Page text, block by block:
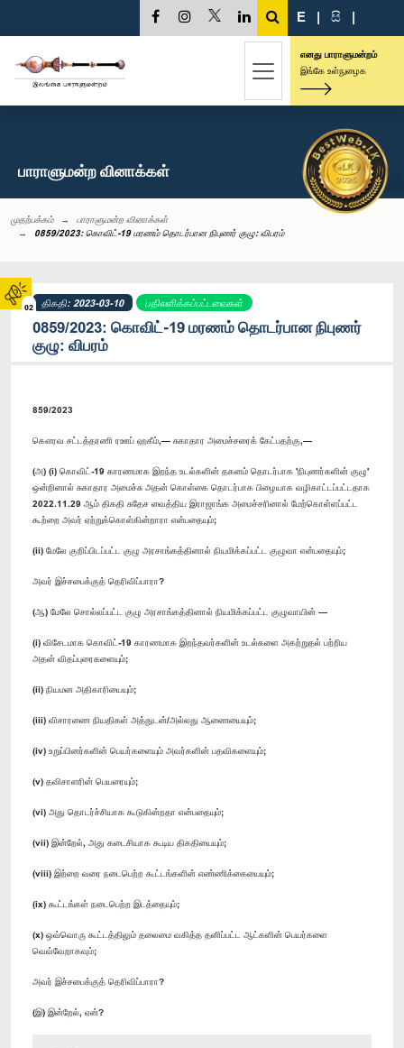
02
E | සි |
எனது பாராளுமன்றம்
இங்கே உள்நுழைக
பாராளுமன்ற வினாக்கள்
முதற்பக்கம்
பாராளுமன்ற வினாக்கள்
0859/2023: கொவிட்-19 மரணம் தொடர்பான நிபுணர் குழு: விபரம்
திகதி: 2023-03-10 பதிலளிக்கப்பட்டவைகள்
0859/2023: கொவிட்-19 மரணம் தொடர்பான நிபுணர்
குழு: விபரம்
859/2023
கௌரவ சட்டத்தரணி ரஊப் ஹகீம்,— சுகாதார அமைச்சரைக் கேட்பதற்கு,—
(அ) (i) கொவிட்-19 காரணமாக இறந்த உடல்களின் தகனம் தொடர்பாக 'நிபுணர்களின் குழு'
ஒன்றினால் சுகாதார அமைச்சு அதன் கொள்கை தொடர்பாக பிழையாக வழிகாட்டப்பட்டதாக
2022.11.29 ஆம் திகதி சுதேச வைத்திய இராஜாங்க அமைச்சரினால் மேற்கொள்ளப்பட்ட
கூற்றை அவர் ஏற்றுக்கொள்கின்றாரா என்பதையும்;
(ii) மேலே குறிப்பிடப்பட்ட குழு அரசாங்கத்தினால் நியமிக்கப்பட்ட குழுவா என்பதையும்;
அவர் இச்சபைக்குத் தெரிவிப்பாரா?
(ஆ) மேலே சொல்லப்பட்ட குழு அரசாங்கத்தினால் நியமிக்கப்பட்ட குழுவாயின் —
(i) விசேடமாக கொவிட்-19 காரணமாக இறந்தவர்களின் உடல்களை அகற்றுதல் பற்றிய
அதன் விதப்புரைகளையும்;
(ii) நியமன அதிகாரியையும்;
(iii) விசாரணை நியதிகள் அத்துடன்/அல்லது ஆணையையும்;
(iv) உறுப்பினர்களின் பெயர்களையும் அவர்களின் பதவிகளையும்;
(v) தவிசாளரின் பெயரையும்;
(vi) அது தொடர்ச்சியாக கூடுகின்றதா என்பதையும்;
(vii) இன்றேல், அது கடைசியாக கூடிய திகதியையும்;
(viii) இற்றை வரை நடைபெற்ற கூட்டங்களின் எண்ணிக்கையையும்;
(ix) கூட்டங்கள் நடைபெற்ற இடத்தையும்;
(x) ஒவ்வொரு கூட்டத்திலும் தலைமை வகித்த தனிப்பட்ட ஆட்களின் பெயர்களை
வெவ்வேறாகவும்;
அவர் இச்சபைக்குத் தெரிவிப்பாரா?
(இ) இன்றேல், ஏன்?